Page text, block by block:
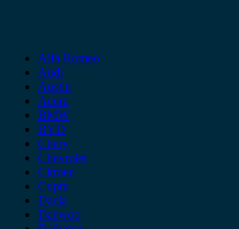
Alfa Romeo
Audi
Austin
Acura
BMW
BYD
Chery
Chevrolet
Citroen
Cupra
Dacia
Daewoo